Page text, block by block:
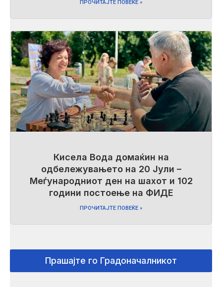
ПРОЧИТАЈТЕ ПОВЕЌЕ »
Кисела Вода домаќин на
одбележувањето на 20 Јули –
Меѓународниот ден на шахот и 102
години постоење на ФИДЕ
ПРОЧИТАЈТЕ ПОВЕЌЕ »
Прашајте го Градоначалникот